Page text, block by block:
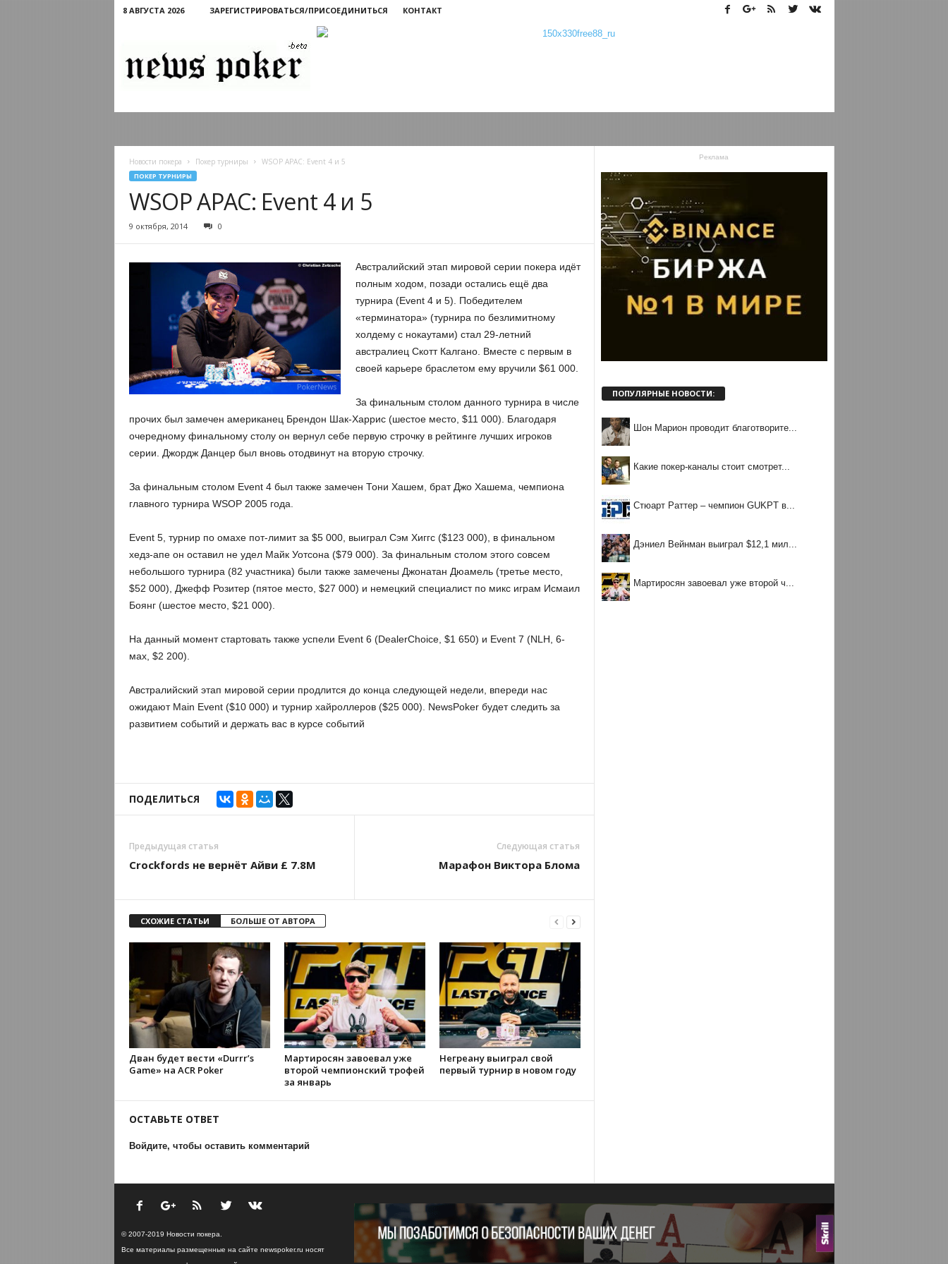
8 АВГУСТА 2026 ЗАРЕГИСТРИРОВАТЬСЯ/ПРИСОЕДИНИТЬСЯ КОНТАКТ
Новости покера Покер турниры WSOP APAC: Event 4 и 5
ПОКЕР ТУРНИРЫ
WSOP APAC: Event 4 и 5
9 октября, 2014 0
Австралийский этап мировой серии покера идёт
полным ходом, позади остались ещё два
турнира (Event 4 и 5). Победителем
«терминатора» (турнира по безлимитному
холдему с нокаутами) стал 29-летний
австралиец Скотт Калгано. Вместе с первым в
своей карьере браслетом ему вручили $61 000.
За финальным столом данного турнира в числе
прочих был замечен американец Брендон Шак-Харрис (шестое место, $11 000). Благодаря
очередному финальному столу он вернул себе первую строчку в рейтинге лучших игроков
серии. Джордж Данцер был вновь отодвинут на вторую строчку.
За финальным столом Event 4 был также замечен Тони Хашем, брат Джо Хашема, чемпиона
главного турнира WSOP 2005 года.
Event 5, турнир по омахе пот-лимит за $5 000, выиграл Сэм Хиггс ($123 000), в финальном
хедз-апе он оставил не удел Майк Уотсона ($79 000). За финальным столом этого совсем
небольшого турнира (82 участника) были также замечены Джонатан Дюамель (третье место,
$52 000), Джефф Розитер (пятое место, $27 000) и немецкий специалист по микс играм Исмаил
Боянг (шестое место, $21 000).
На данный момент стартовать также успели Event 6 (DealerChoice, $1 650) и Event 7 (NLH, 6-
мах, $2 200).
Австралийский этап мировой серии продлится до конца следующей недели, впереди нас
ожидают Main Event ($10 000) и турнир хайроллеров ($25 000). NewsPoker будет следить за
развитием событий и держать вас в курсе событий
ПОДЕЛИТЬСЯ
Предыдущая статья
Crockfords не вернёт Айви £ 7.8M
Следующая статья
Марафон Виктора Блома
СХОЖИЕ СТАТЬИ БОЛЬШЕ ОТ АВТОРА
Дван будет вести «Durrr’s
Game» на ACR Poker
Мартиросян завоевал уже
второй чемпионский трофей
за январь
Негреану выиграл свой
первый турнир в новом году
ОСТАВЬТЕ ОТВЕТ
Войдите, чтобы оставить комментарий
Реклама
ПОПУЛЯРНЫЕ НОВОСТИ:
Шон Марион проводит благотворите...
Какие покер-каналы стоит смотрет...
Стюарт Раттер – чемпион GUKPT в...
Дэниел Вейнман выиграл $12,1 мил...
Мартиросян завоевал уже второй ч...
© 2007-2019 Новости покера.
Все материалы размещенные на сайте newspoker.ru носят